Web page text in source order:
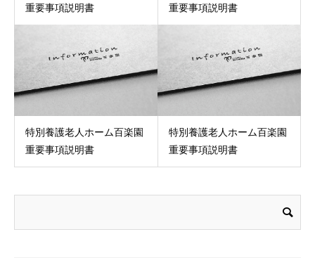
重要事項説明書
重要事項説明書
特別養護老人ホーム百楽園
重要事項説明書
特別養護老人ホーム百楽園
重要事項説明書